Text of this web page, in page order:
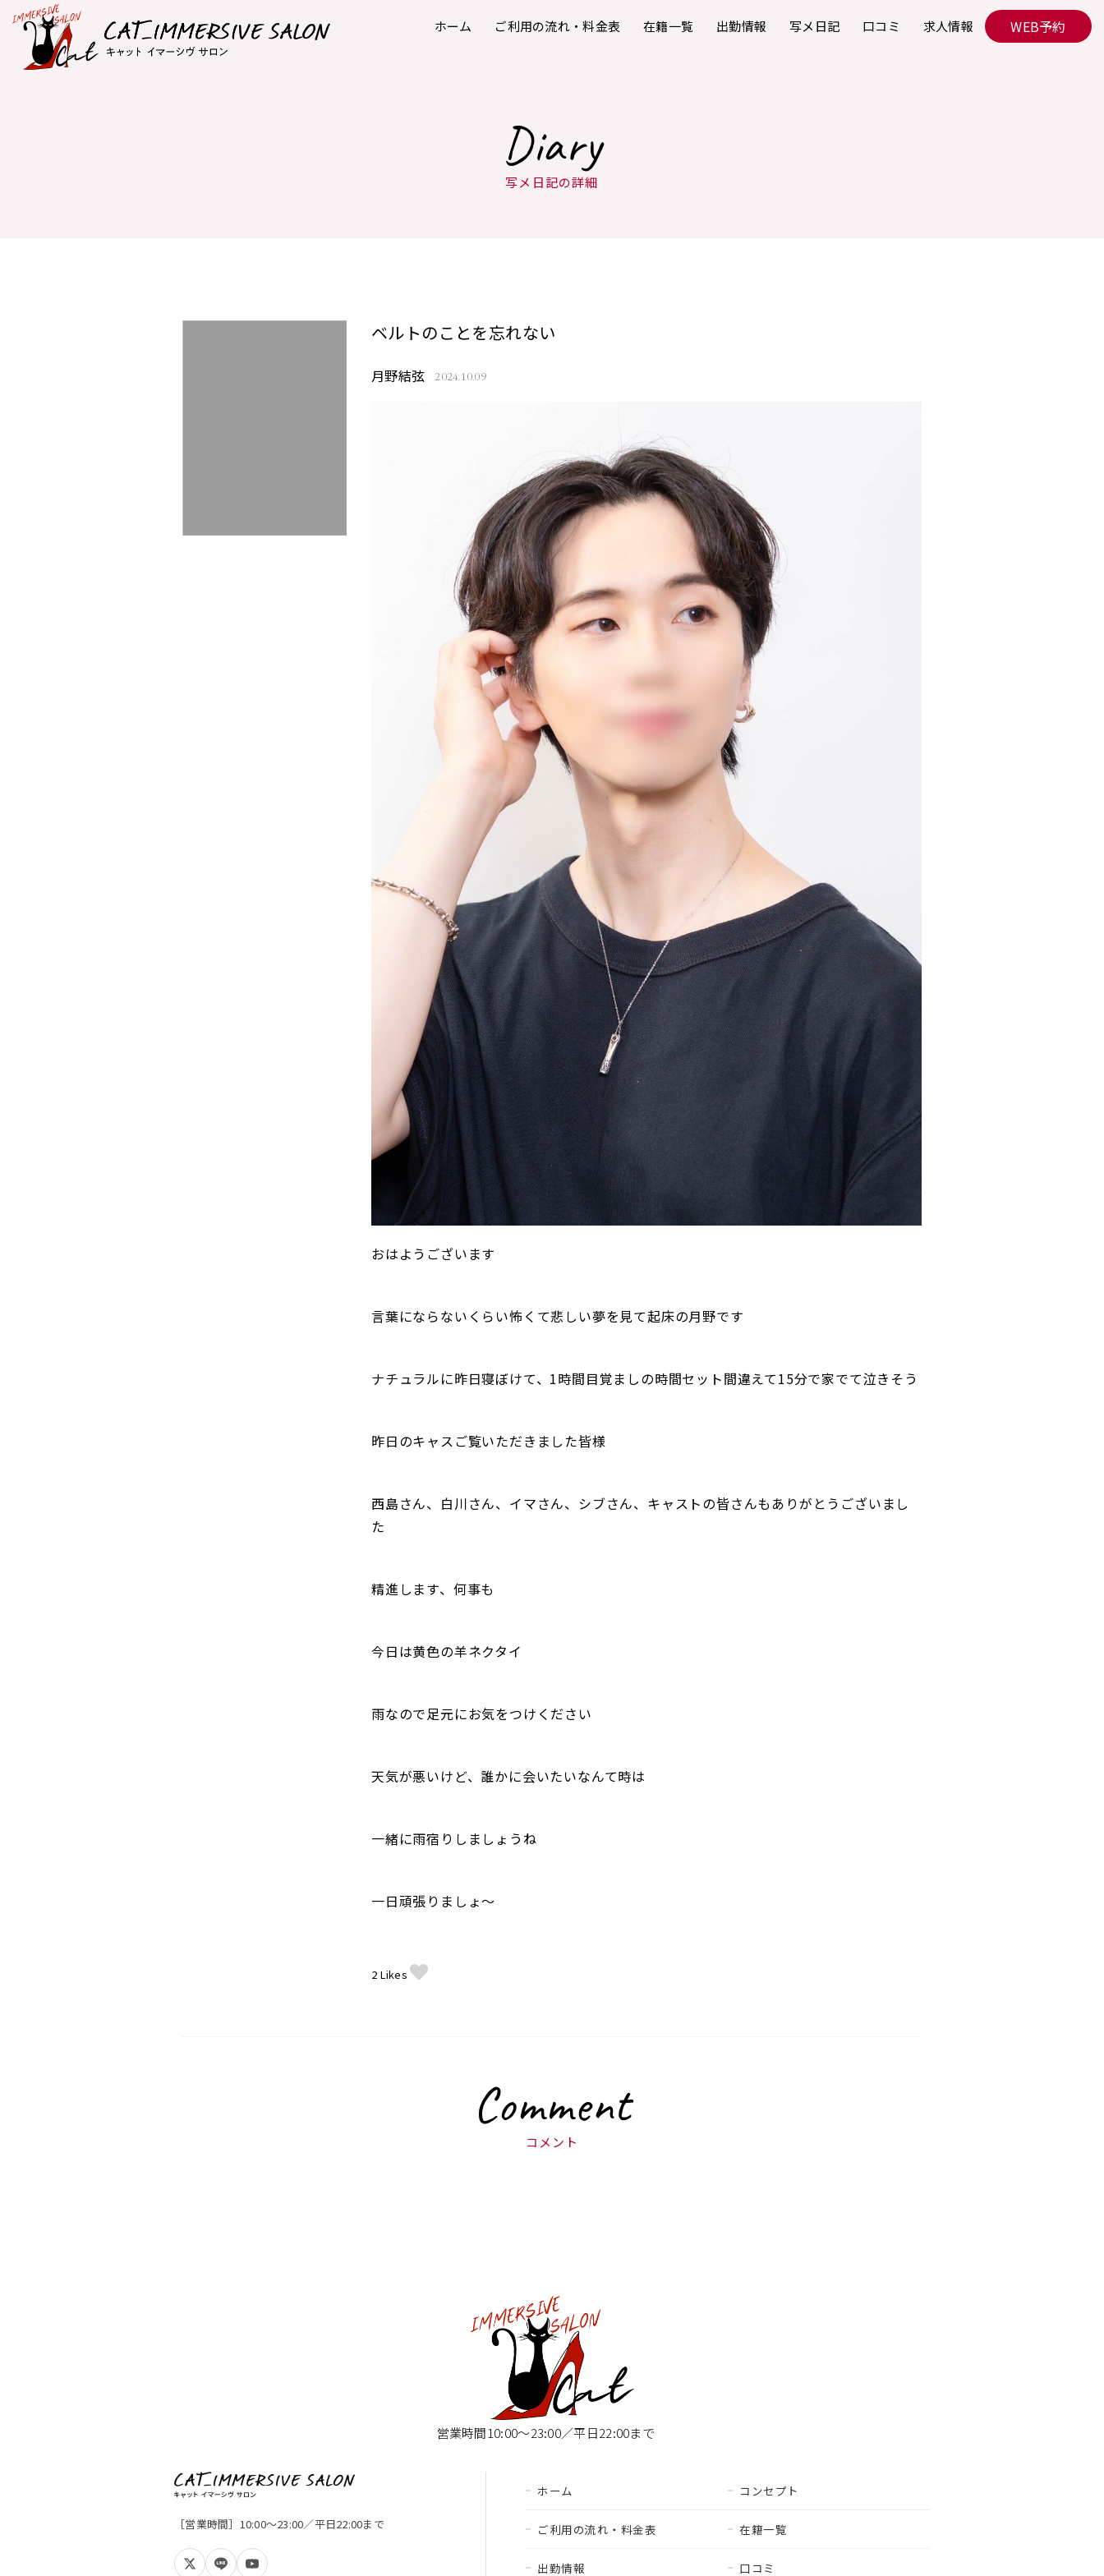
ホーム ご利用の流れ・料金表 在籍一覧 出勤情報 写メ日記 口コミ 求人情報 WEB予約
Diary
写メ日記の詳細
ベルトのことを忘れない
月野結弦 2024.10.09
おはようございます
言葉にならないくらい怖くて悲しい夢を見て起床の月野です
ナチュラルに昨日寝ぼけて、1時間目覚ましの時間セット間違えて15分で家でて泣きそう
昨日のキャスご覧いただきました皆様
西島さん、白川さん、イマさん、シブさん、キャストの皆さんもありがとうございまし
た
精進します、何事も
今日は黄色の羊ネクタイ
雨なので足元にお気をつけください
天気が悪いけど、誰かに会いたいなんて時は
一緒に雨宿りしましょうね
一日頑張りましょ〜
2 Likes
Comment
コメント
営業時間10:00〜23:00／平日22:00まで
［営業時間］10:00〜23:00／平日22:00まで
ホーム コンセプト
ご利用の流れ・料金表 在籍一覧
出勤情報 口コミ